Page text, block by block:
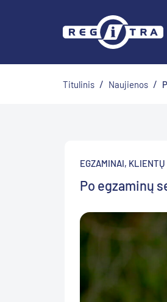
Titulinis / Naujienos /
EGZAMINAI, KLIENTŲ
Po egzaminų